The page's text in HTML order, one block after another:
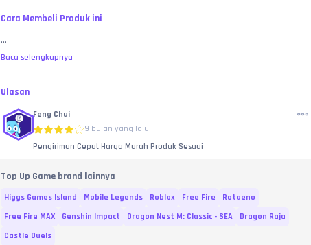
Cara Membeli Produk ini
...
Baca selengkapnya
Ulasan
Feng Chui
9 bulan yang lalu
Pengiriman Cepat Harga Murah Produk Sesuai
Top Up Game brand lainnya
Higgs Games Island Mobile Legends Roblox Free Fire
Rotaeno
Free Fire MAX
Genshin Impact Dragon Nest M: Classic - SEA
Dragon Raja
Castle Duels